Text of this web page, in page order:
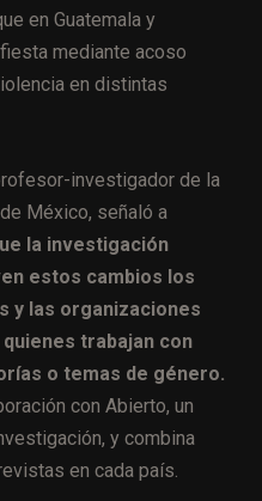
en Guatemala y
mediante acoso
en distintas
investigador de la
México, señaló a
la investigación
estos cambios los
y las organizaciones
trabajan con
o temas de género.
con Abierto, un
y combina
en cada país.